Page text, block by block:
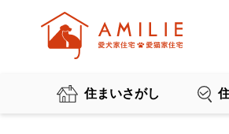
住まいさがし